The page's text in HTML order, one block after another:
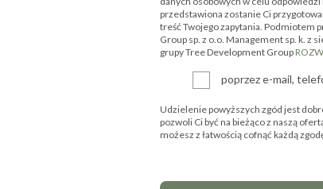
przedstawiona zostanie Ci
treść Twojego zapytania. Podmiotem
Group sp. z o.o. Management sp. k. z
grupy Tree Development Group
poprzez e-mail,
Udzielenie powyższych zgód jest
pozwoli Ci być na bieżąco z naszą
możesz z łatwością cofnąć każdą